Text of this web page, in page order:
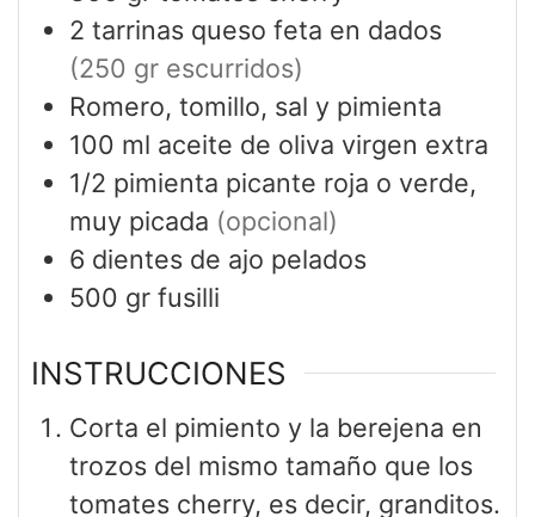
2 tarrinas queso feta en dados
(250 gr escurridos)
Romero, tomillo, sal y pimienta
100 ml aceite de oliva virgen extra
1/2 pimienta picante roja o verde,
muy picada (opcional)
6 dientes de ajo pelados
500 gr fusilli
INSTRUCCIONES
Corta el pimiento y la berejena en
trozos del mismo tamaño que los
tomates cherry, es decir, granditos.